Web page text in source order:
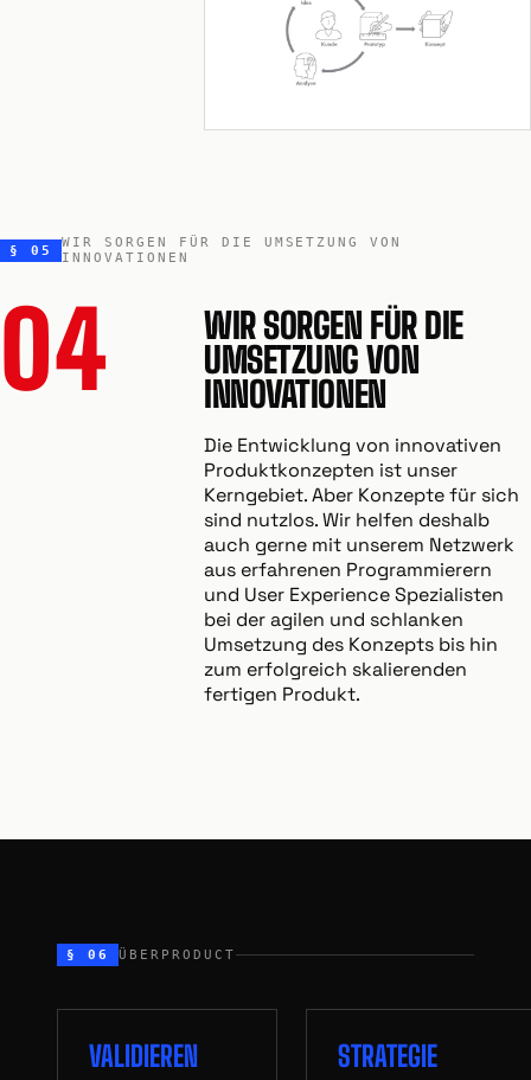
§ 05
WIR SORGEN FÜR DIE UMSETZUNG VON
INNOVATIONEN
04
WIR SORGEN FÜR DIE
UMSETZUNG VON
INNOVATIONEN
Die Entwicklung von innovativen
Produktkonzepten ist unser
Kerngebiet. Aber Konzepte für sich
sind nutzlos. Wir helfen deshalb
auch gerne mit unserem Netzwerk
aus erfahrenen Programmierern
und User Experience Spezialisten
bei der agilen und schlanken
Umsetzung des Konzepts bis hin
zum erfolgreich skalierenden
fertigen Produkt.
§ 06 ÜBERPRODUCT
VALIDIEREN STRATEGIE